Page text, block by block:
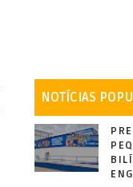
NOTÍCIAS